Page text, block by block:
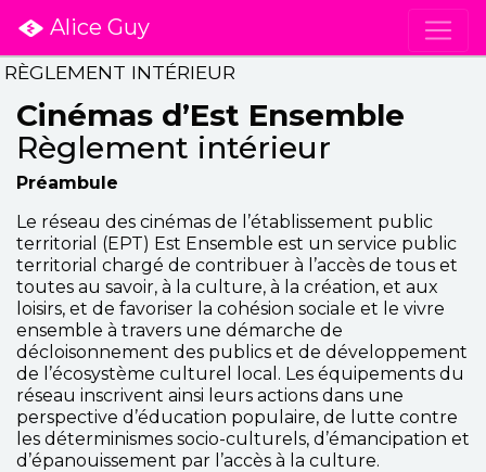
Alice Guy
RÈGLEMENT INTÉRIEUR
Cinémas d’Est Ensemble
Règlement intérieur
Préambule
Le réseau des cinémas de l’établissement public
territorial (EPT) Est Ensemble est un service public
territorial chargé de contribuer à l’accès de tous et
toutes au savoir, à la culture, à la création, et aux
loisirs, et de favoriser la cohésion sociale et le vivre
ensemble à travers une démarche de
décloisonnement des publics et de développement
de l’écosystème culturel local. Les équipements du
réseau inscrivent ainsi leurs actions dans une
perspective d’éducation populaire, de lutte contre
les déterminismes socio-culturels, d’émancipation et
d’épanouissement par l’accès à la culture.